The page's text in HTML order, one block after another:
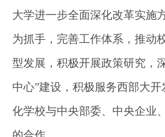
大学进一步全面深化改革实施
为抓手，完善工作体系，推动
型发展，积极开展政策研究，
中心”建设，积极服务西部大
化学校与中央部委、中央企业